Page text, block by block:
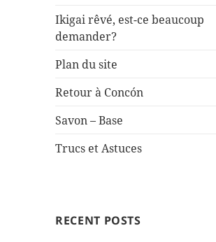
Ikigai rêvé, est-ce beaucoup
demander?
Plan du site
Retour à Concón
Savon – Base
Trucs et Astuces
RECENT POSTS